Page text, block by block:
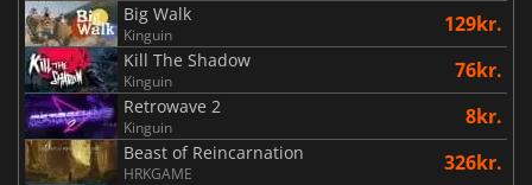
Big Walk
Kinguin 129kr.
Kill The Shadow
Kinguin 76kr.
Retrowave 2
Kinguin 8kr.
Beast of Reincarnation
HRKGAME 326kr.